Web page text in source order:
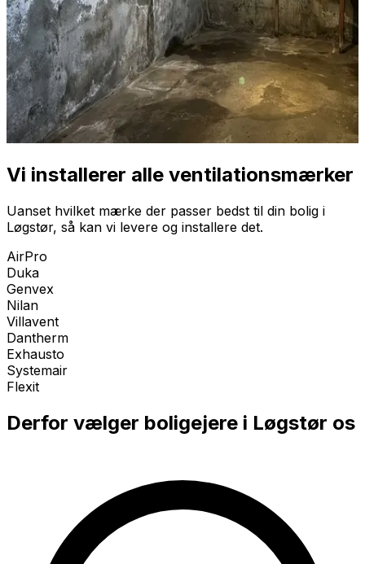
Vi installerer alle ventilationsmærker
Uanset hvilket mærke der passer bedst til din bolig i
Løgstør, så kan vi levere og installere det.
AirPro
Duka
Genvex
Nilan
Villavent
Dantherm
Exhausto
Systemair
Flexit
Derfor vælger boligejere i Løgstør os